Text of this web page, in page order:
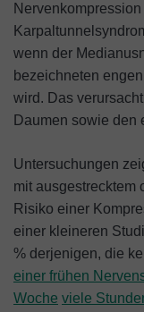
wenn der
bezeichneten
wird. Das
Daumen sowie den
Untersuchungen
mit ausgestrecktem
Risiko einer
einer kleineren
% derjenigen, die
einer frühen
Woche viele